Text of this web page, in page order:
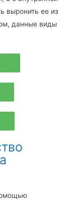
выронить ее из
данные виды